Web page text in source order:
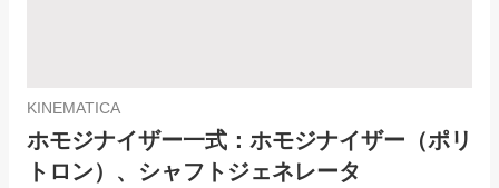
KINEMATICA
ホモジナイザー一式：ホモジナイザー（ポリ
トロン）、シャフトジェネレータ